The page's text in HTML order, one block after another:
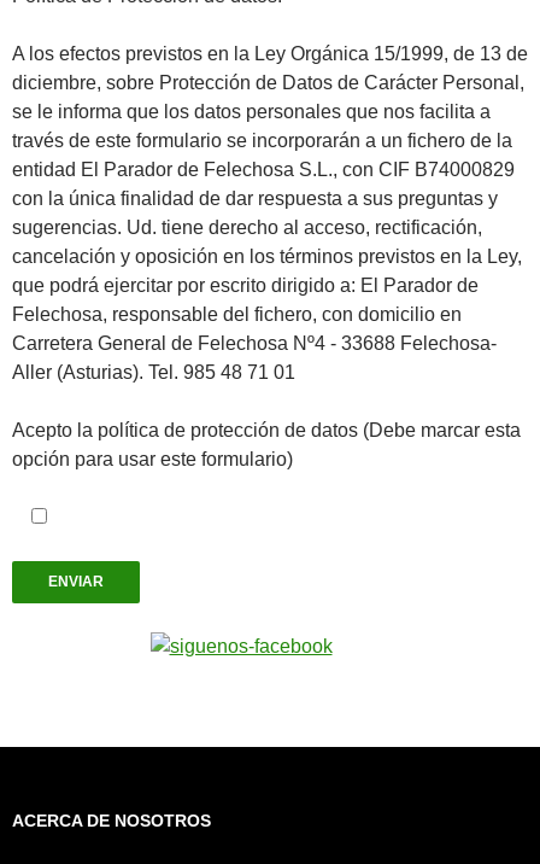
A los efectos previstos en la Ley Orgánica 15/1999, de 13 de
diciembre, sobre Protección de Datos de Carácter Personal,
se le informa que los datos personales que nos facilita a
través de este formulario se incorporarán a un fichero de la
entidad El Parador de Felechosa S.L., con CIF B74000829
con la única finalidad de dar respuesta a sus preguntas y
sugerencias. Ud. tiene derecho al acceso, rectificación,
cancelación y oposición en los términos previstos en la Ley,
que podrá ejercitar por escrito dirigido a: El Parador de
Felechosa, responsable del fichero, con domicilio en
Carretera General de Felechosa Nº4 - 33688 Felechosa-
Aller (Asturias). Tel. 985 48 71 01
Acepto la política de protección de datos (Debe marcar esta
opción para usar este formulario)
ACERCA DE NOSOTROS